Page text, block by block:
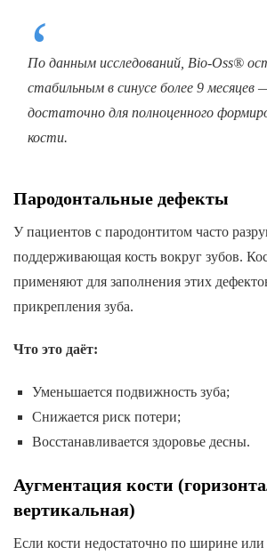
По данным исследований, Bio-Oss®
стабильным в синусе более 9 месяцев
достаточно для полноценного
кости.
Пародонтальные дефекты
У пациентов с пародонтитом часто
поддерживающая кость вокруг зубов.
применяют для заполнения этих
прикрепления зуба.
Что это даёт:
Уменьшается подвижность зуба;
Снижается риск потери;
Восстанавливается здоровье десны.
Аугментация кости
вертикальная)
Если кости недостаточно по ширине